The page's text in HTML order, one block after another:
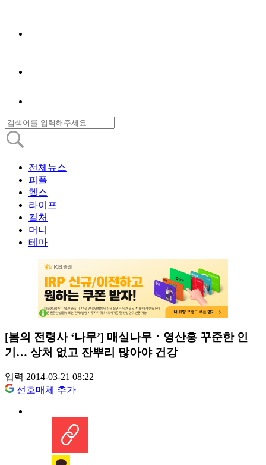
전체뉴스
피플
헬스
라이프
컬처
머니
테마
[봄의 전령사 ‘나무’] 매실나무ㆍ영산홍 꾸준한 인
기… 상처 없고 잔뿌리 많아야 건강
입력 2014-03-21 08:22
선호매체 추가